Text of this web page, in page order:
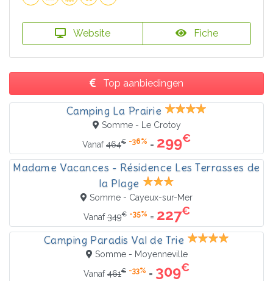
Website Fiche
Top aanbiedingen
Camping La Prairie
Somme - Le Crotoy
Vanaf464€ -36% = 299€
Madame Vacances - Résidence Les Terrasses de
la Plage
Somme - Cayeux-sur-Mer
Vanaf349€ -35% = 227€
Camping Paradis Val de Trie
Somme - Moyenneville
Vanaf461€ -33% = 309€